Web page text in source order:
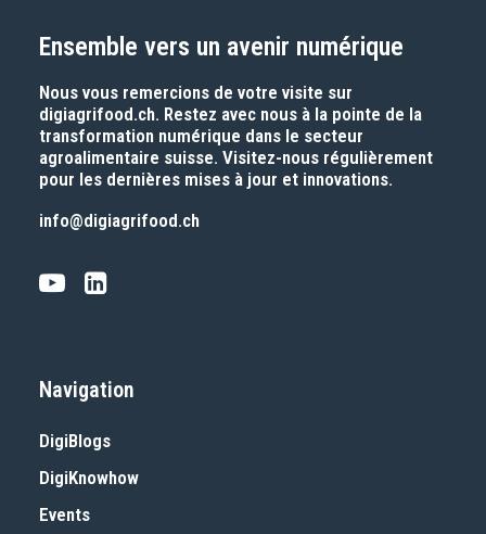
Ensemble vers un avenir numérique
Nous vous remercions de votre visite sur
digiagrifood.ch. Restez avec nous à la pointe de la
transformation numérique dans le secteur
agroalimentaire suisse. Visitez-nous régulièrement
pour les dernières mises à jour et innovations.
info@digiagrifood.ch
Navigation
DigiBlogs
DigiKnowhow
Events